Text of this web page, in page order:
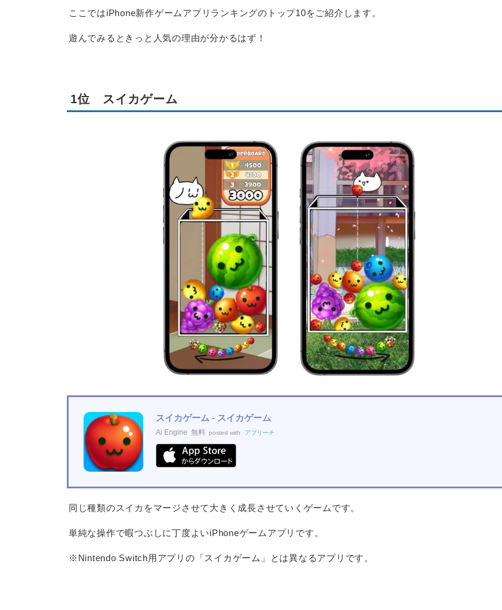
ここではiPhone新作ゲームアプリランキングのトップ10をご紹介します。
遊んでみるときっと人気の理由が分かるはず！
1位 スイカゲーム
スイカゲーム - スイカゲーム
Ai Engine 無料 posted with アプリーチ
同じ種類のスイカをマージさせて大きく成長させていくゲームです。
単純な操作で暇つぶしに丁度よいiPhoneゲームアプリです。
※Nintendo Switch用アプリの「スイカゲーム」とは異なるアプリです。